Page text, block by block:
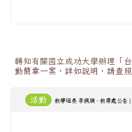
轉知有關國立成功大學辦理「
動簡章一案，詳如說明，請查照
活動 教學組長 李佩穎 - 教導處公告 |